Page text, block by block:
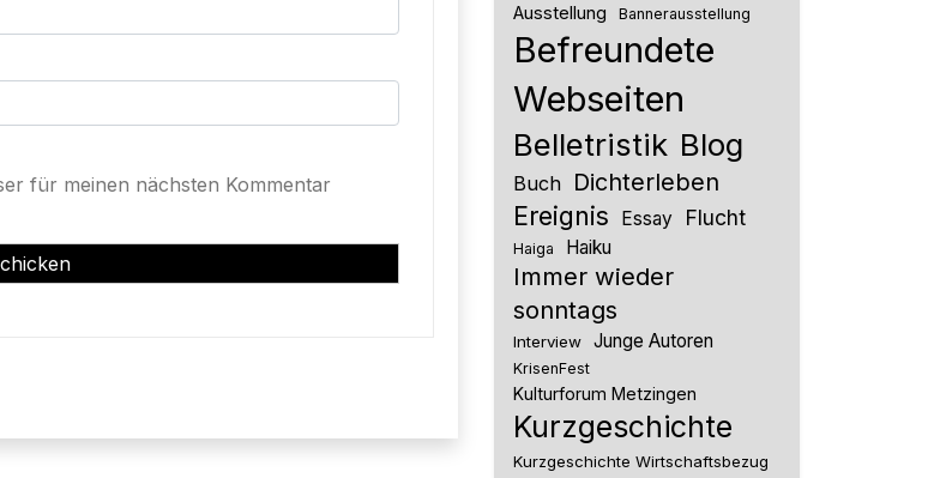
für meinen nächsten Kommentar
Ausstellung Bannerausstellung
Befreundete
Webseiten
Belletristik Blog
Buch Dichterleben
Ereignis Essay Flucht
Haiga Haiku
Immer wieder
sonntags
Interview Junge Autoren
KrisenFest
Kulturforum Metzingen
Kurzgeschichte
Kurzgeschichte Wirtschaftsbezug